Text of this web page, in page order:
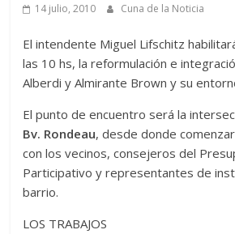
14 julio, 2010 Cuna de la Noticia
El intendente Miguel Lifschitz
las 10 hs, la reformulación e
Alberdi y Almirante Brown y su
El punto de encuentro será la
Bv. Rondeau, desde donde
con los vecinos, consejeros del
Participativo y representantes de
barrio.
LOS TRABAJOS